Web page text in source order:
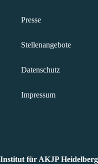
Presse
Stellenangebote
Datenschutz
Impressum
Institut für AKJP Heidelberg